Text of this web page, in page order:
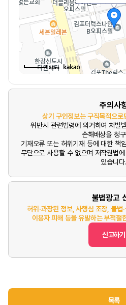
50m
주의사
상기 구인정보는 구직목적으로
위반시 관련법령에 의거하여 처벌
손해배상을 청
기재오류 또는 허위기재 등에 대한 책
무단으로 사용할 수 없으며 저작권법
있습니다.
불법광고
허위·과장된 정보, 사행심 조장, 불법
이용자 피해 등을 유발하는 부적절
신고하기
목록